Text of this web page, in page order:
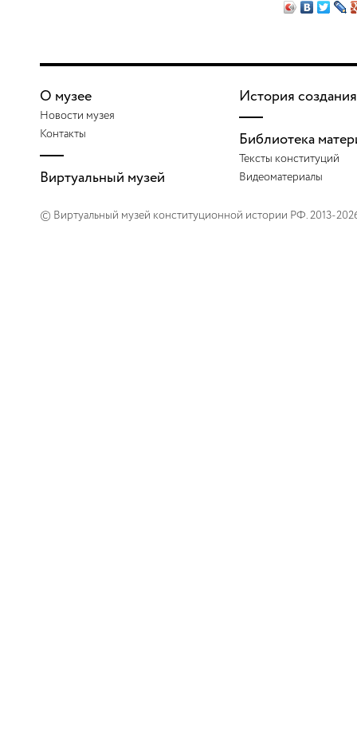
О музее
Новости музея
Контакты
Виртуальный музей
История создания
Библиотека
Тексты конституций
Видеоматериалы
© Виртуальный музей конституционной истории РФ. 2013-